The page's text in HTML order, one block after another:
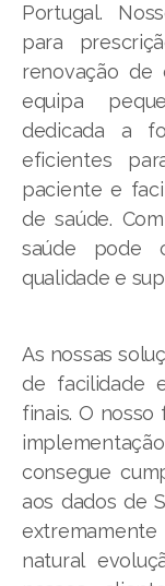
Portugal.
para
renovação de
equipa
dedicada a
eficientes
paciente e
de saúde.
saúde pode
qualidade e
As nossas
de facilidade
finais. O
consegue
aos dados de
natural